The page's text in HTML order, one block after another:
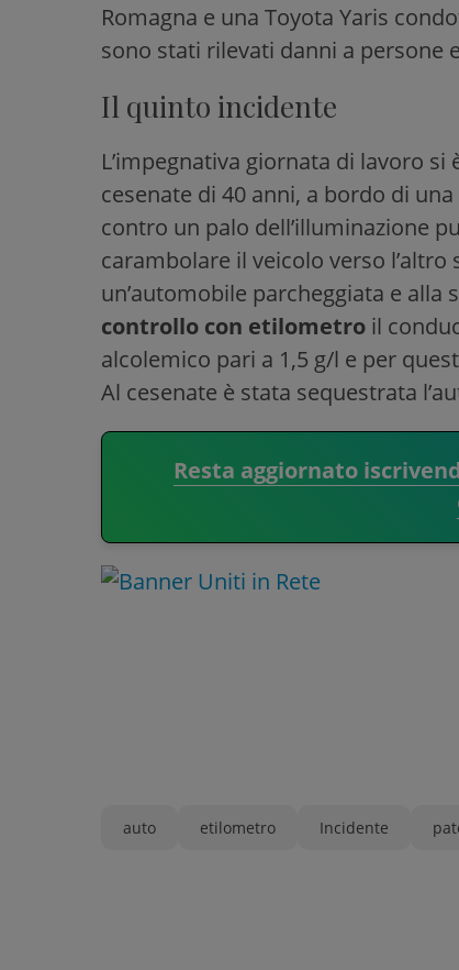
Romagna e una Toyota Yaris
sono stati rilevati danni a persone e
Il quinto incidente
L’impegnativa giornata di lavoro si
cesenate di 40 anni, a bordo di
contro un palo dell’illuminazione
carambolare il veicolo verso
un’automobile parcheggiata e
controllo con etilometro il
alcolemico pari a 1,5 g/l e per
Al cesenate è stata sequestrata
Resta aggiornato
auto etilometro Incidente